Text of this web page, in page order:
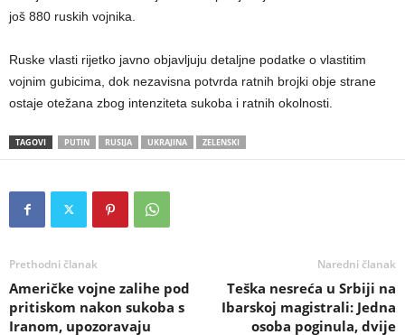
još 880 ruskih vojnika.
Ruske vlasti rijetko javno objavljuju detaljne podatke o vlastitim
vojnim gubicima, dok nezavisna potvrda ratnih brojki obje strane
ostaje otežana zbog intenziteta sukoba i ratnih okolnosti.
TAGOVI PUTIN RUSIJA UKRAJINA ZELENSKI
Prethodni članak
Američke vojne zalihe pod
pritiskom nakon sukoba s
Iranom, upozoravaju
Naredni članak
Teška nesreća u Srbiji na
Ibarskoj magistrali: Jedna
osoba poginula, dvije